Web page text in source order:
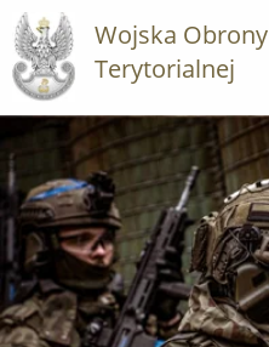
Wojska Obrony
Terytorialnej